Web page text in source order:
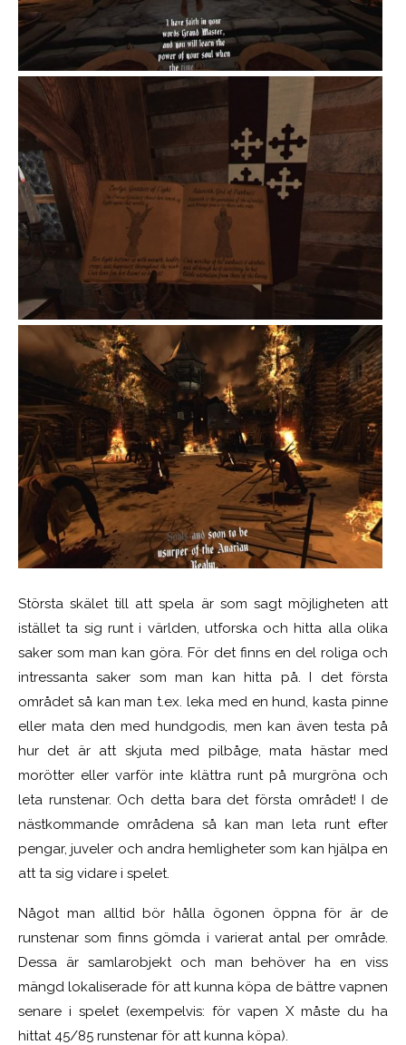
Största skälet till att spela är som sagt möjligheten att
istället ta sig runt i världen, utforska och hitta alla olika
saker som man kan göra. För det finns en del roliga och
intressanta saker som man kan hitta på. I det första
området så kan man t.ex. leka med en hund, kasta pinne
eller mata den med hundgodis, men kan även testa på
hur det är att skjuta med pilbåge, mata hästar med
morötter eller varför inte klättra runt på murgröna och
leta runstenar. Och detta bara det första området! I de
nästkommande områdena så kan man leta runt efter
pengar, juveler och andra hemligheter som kan hjälpa en
att ta sig vidare i spelet.
Något man alltid bör hålla ögonen öppna för är de
runstenar som finns gömda i varierat antal per område.
Dessa är samlarobjekt och man behöver ha en viss
mängd lokaliserade för att kunna köpa de bättre vapnen
senare i spelet (exempelvis: för vapen X måste du ha
hittat 45/85 runstenar för att kunna köpa).